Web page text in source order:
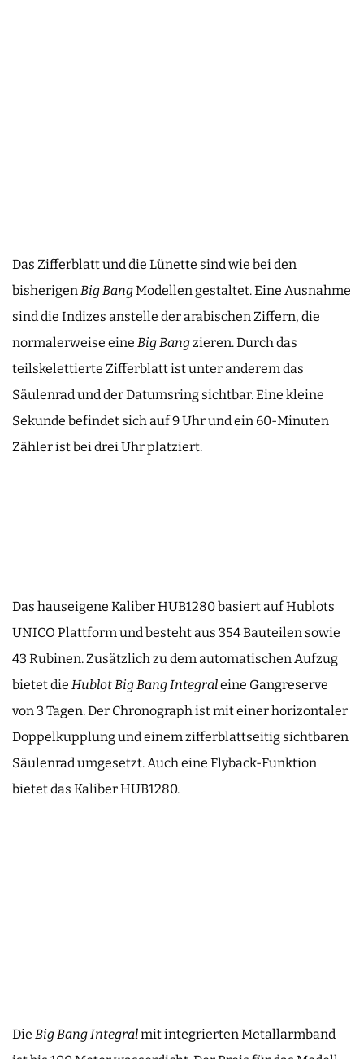
Das Zifferblatt und die Lünette sind wie bei den
bisherigen Big BangModellen gestaltet. Eine Ausnahme
sind die Indizes anstelle der arabischen Ziffern, die
normalerweise eine Big Bangzieren. Durch das
teilskelettierte Zifferblatt ist unter anderem das
Säulenrad und der Datumsring sichtbar. Eine kleine
Sekunde befindet sich auf 9 Uhr und ein 60-Minuten
Zähler ist bei drei Uhr platziert.
Das hauseigene Kaliber HUB1280 basiert auf Hublots
UNICO Plattform und besteht aus 354 Bauteilen sowie
43 Rubinen. Zusätzlich zu dem automatischen Aufzug
bietet die Hublot Big Bang Integraleine Gangreserve
von 3 Tagen. Der Chronograph ist mit einer horizontaler
Doppelkupplung und einem zifferblattseitig sichtbaren
Säulenrad umgesetzt. Auch eine Flyback-Funktion
bietet das Kaliber HUB1280.
Die Big Bang Integralmit integrierten Metallarmband